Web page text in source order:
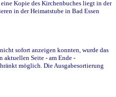
Kopie des Kirchenbuches liegt in der
in der Heimatstube in Bad Essen
sofort anzeigen konnten, wurde das
aktuellen Seite - am Ende -
möglich. Die Ausgabesortierung